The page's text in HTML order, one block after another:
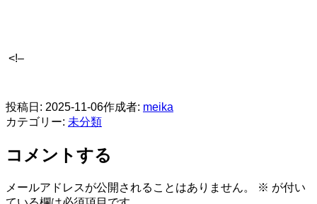
<!–
投稿日: 2025-11-06作成者: meika
カテゴリー: 未分類
コメントする
メールアドレスが公開されることはありません。 ※ が付い